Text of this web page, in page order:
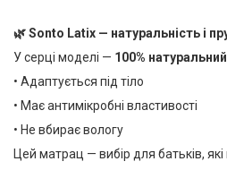
🌿 Sonto Latix — натуральність і
У серці моделі — 100%
• Адаптується під тіло
• Має антимікробні властивості
• Не вбирає вологу
Цей матрац — вибір для батьків,